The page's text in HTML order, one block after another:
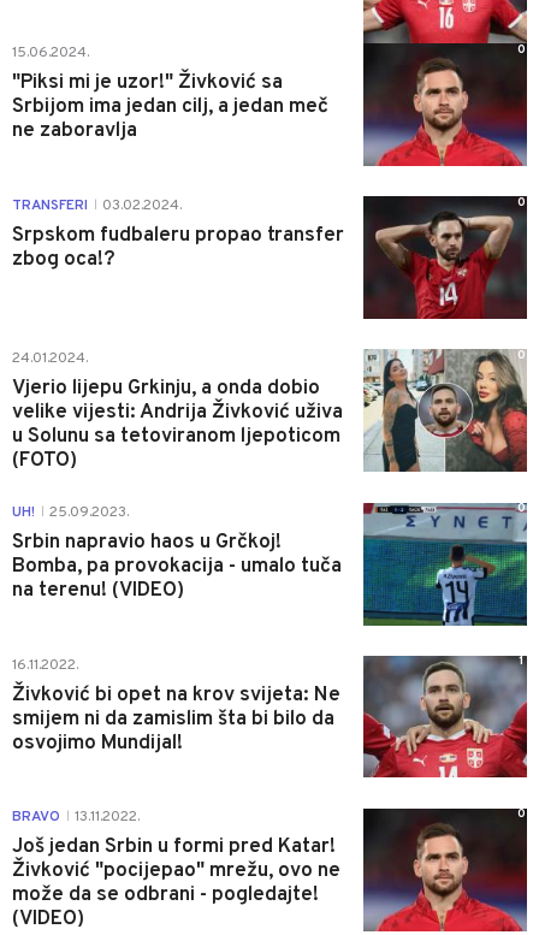
15.06.2024.
"Piksi mi je uzor!" Živković sa
Srbijom ima jedan cilj, a jedan meč
ne zaboravlja
0
TRANSFERI 03.02.2024.
Srpskom fudbaleru propao transfer
zbog oca!?
0
24.01.2024.
Vjerio lijepu Grkinju, a onda dobio
velike vijesti: Andrija Živković uživa
u Solunu sa tetoviranom ljepoticom
(FOTO)
0
UH! 25.09.2023.
Srbin napravio haos u Grčkoj!
Bomba, pa provokacija - umalo tuča
na terenu! (VIDEO)
0
16.11.2022.
Živković bi opet na krov svijeta: Ne
smijem ni da zamislim šta bi bilo da
osvojimo Mundijal!
1
BRAVO 13.11.2022.
Još jedan Srbin u formi pred Katar!
Živković "pocijepao" mrežu, ovo ne
može da se odbrani - pogledajte!
(VIDEO)
0